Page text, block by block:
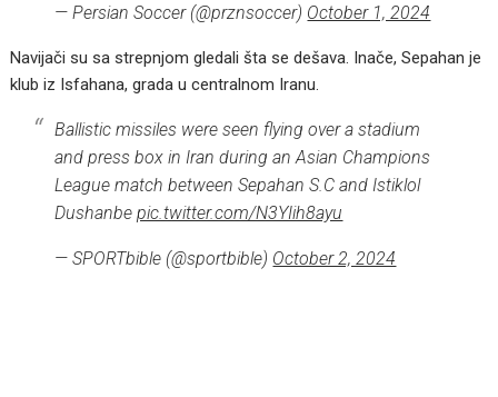
— Persian Soccer (@prznsoccer) October 1, 2024
Navijači su sa strepnjom gledali šta se dešava. Inače, Sepahan je
klub iz Isfahana, grada u centralnom Iranu.
Ballistic missiles were seen flying over a stadium
and press box in Iran during an Asian Champions
League match between Sepahan S.C and Istiklol
Dushanbepic.twitter.com/N3YIih8ayu
— SPORTbible (@sportbible) October 2, 2024